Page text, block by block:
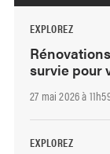
EXPLOREZ
survie pour
27 mai 2026 à
EXPLOREZ